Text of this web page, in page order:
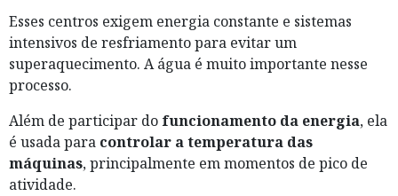
Esses centros exigem energia constante e sistemas
intensivos de resfriamento para evitar um
superaquecimento. A água é muito importante nesse
processo.
Além de participar do funcionamento da energia, ela
é usada para controlar a temperatura das
máquinas, principalmente em momentos de pico de
atividade.